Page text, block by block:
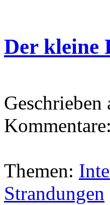
Der kleine
Geschrieben
Kommentare:
Themen:
Strandungen